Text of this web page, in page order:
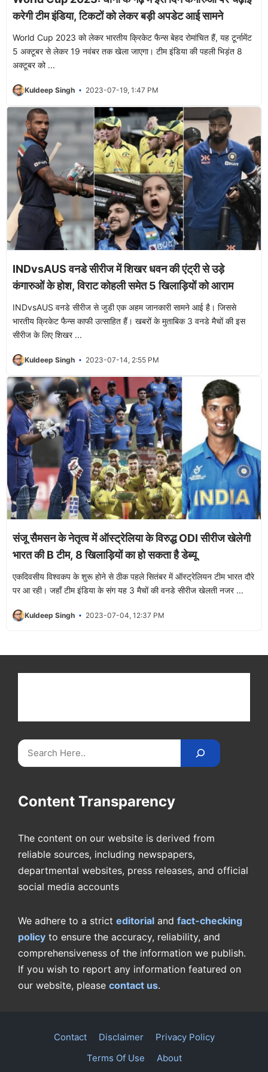
करेगी टीम इंडिया, टिकटों को लेकर बड़ी अपडेट आई सामने
World Cup 2023 को लेकर भारतीय क्रिकेट फैन्स बेहद रोमांचित हैं, यह टूर्नामेंट
5 अक्टूबर से लेकर 19 नवंबर तक खेला जाएगा। टीम इंडिया की पहली भिड़ंत 8
अक्टूबर को ...
Kuldeep Singh 2023-07-19, 1:47 PM
INDvsAUS वनडे सीरीज में शिखर धवन की एंट्री से उड़े
कंगारुओं के होश, विराट कोहली समेत 5 खिलाड़ियों को आराम
INDvsAUS वनडे सीरीज से जुडी एक अहम जानकारी सामने आई है। जिससे
भारतीय क्रिकेट फैन्स काफी उत्साहित हैं। खबरों के मुताबिक 3 वनडे मैचों की इस
सीरीज के लिए शिखर ...
Kuldeep Singh 2023-07-14, 2:55 PM
संजू सैमसन के नेतृत्व में ऑस्ट्रेलिया के विरुद्ध ODI सीरीज खेलेगी
भारत की B टीम, 8 खिलाड़ियों का हो सकता है डेब्यू
एकदिवसीय विश्वकप के शुरू होने से ठीक पहले सितंबर में ऑस्ट्रेलियन टीम भारत दौरे
पर आ रही। जहाँ टीम इंडिया के संग यह 3 मैचों की वनडे सीरीज खेलती नजर ...
Kuldeep Singh 2023-07-04, 12:37 PM
Search
Content Transparency
The content on our website is derived from
reliable sources, including newspapers,
departmental websites, press releases, and official
social media accounts
We adhere to a strict editorial and fact-checking
policy to ensure the accuracy, reliability, and
comprehensiveness of the information we publish.
If you wish to report any information featured on
our website, please contact us.
Contact Disclaimer
Privacy Policy
Terms Of Use
About